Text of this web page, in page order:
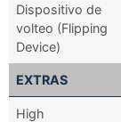
Dispositivo de
volteo (Flipping
Device)
EXTRAS
High